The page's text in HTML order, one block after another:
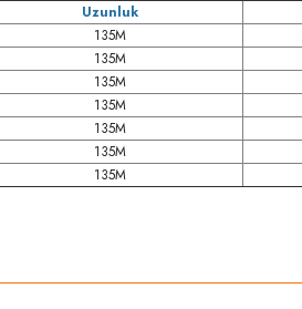
Uzunluk
135M
135M
135M
135M
135M
135M
135M